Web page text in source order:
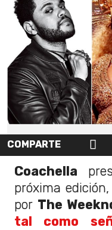
COMPARTE
Coachella
próxima
por The
tal como